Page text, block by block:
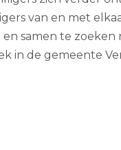
van en met
samen te
in de gemeente